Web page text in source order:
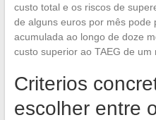
custo total e os riscos de
de alguns euros por mês pode
acumulada ao longo de doze
custo superior ao TAEG de um
Criterios
escolher entre